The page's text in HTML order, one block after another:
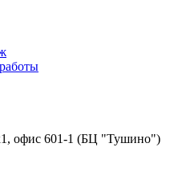
офис 601-1 (БЦ "Тушино")